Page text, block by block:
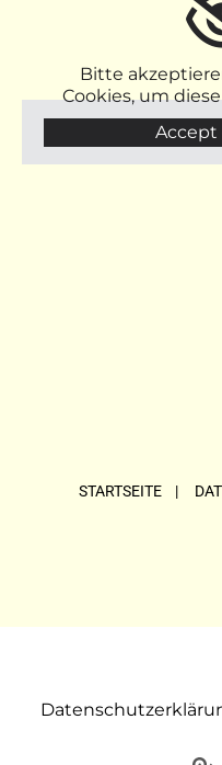
Bitte
Cookies, um
Accept
STARTSEITE |